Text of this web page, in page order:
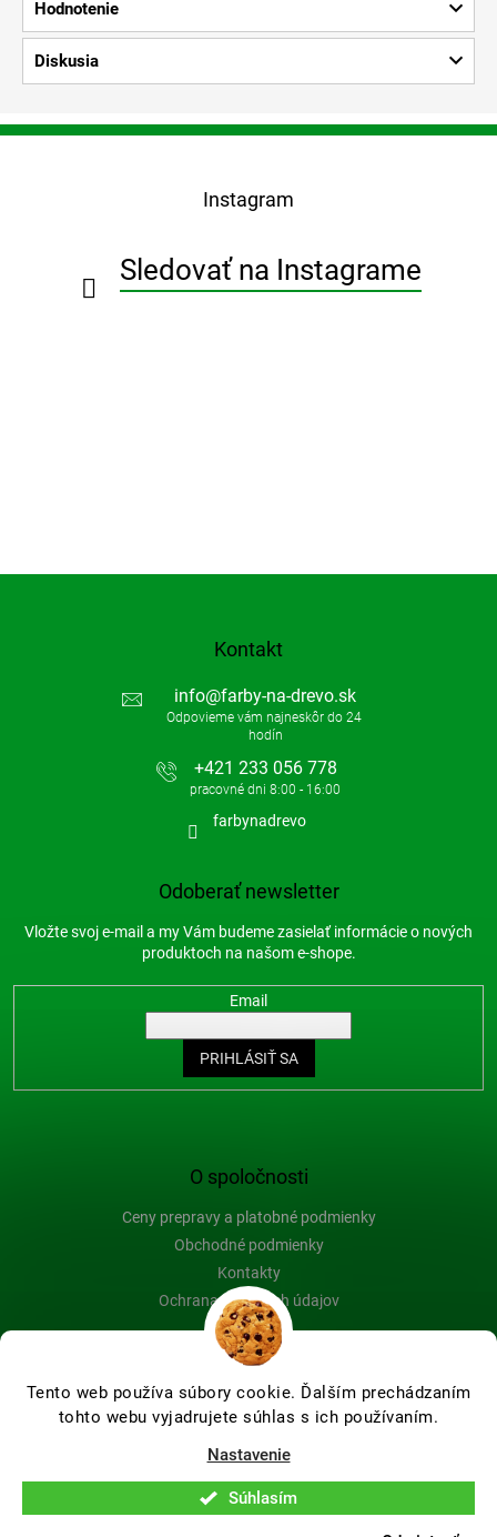
Tento web používa súbory cookie. Ďalším prechádzaním
tohto webu vyjadrujete súhlas s ich používaním.
Nastavenie
Súhlasím
Hodnotenie
Diskusia
Z
Instagram
Sledovať na Instagrame
O spoločnosti
Ceny prepravy a platobné podmienky
Obchodné podmienky
Kontakty
Ochrana osobných údajov
Blog
Kontakt
info@farby-na-drevo.sk
+421 233 056 778
farbynadrevo
Odoberať newsletter
Vložte svoj e-mail a my Vám budeme zasielať informácie o nových
produktoch na našom e-shope.
Email
PRIHLÁSIŤ SA
Farby-na-drevo.sk. Všetky práva vyhradené.